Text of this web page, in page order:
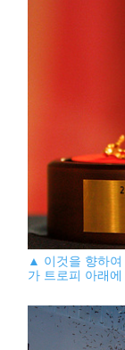
▲ 이것을 향하여
가 트로피 아래